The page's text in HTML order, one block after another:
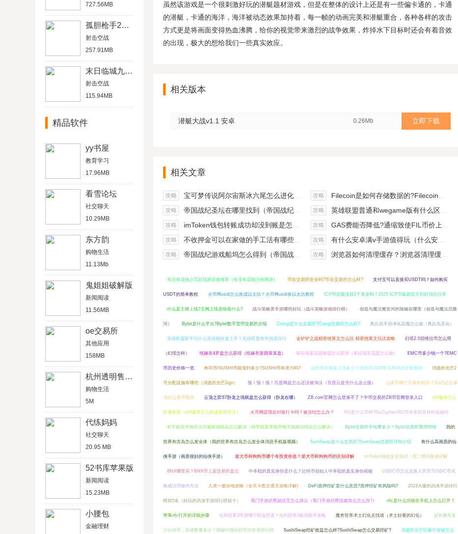
727.56MB
孤胆枪手2中文版
射击空战
257.91MB
末日临城九游破解版
射击空战
115.94MB
精品软件
yy书屋
教育学习
17.96MB
看雪论坛
社交聊天
10.29MB
东方韵
购物生活
11.13Mb
鬼姐姐破解版
新闻阅读
11.56MB
oe交易所
其他应用
158MB
杭州透明售房网一房一价
购物生活
5M
代练妈妈
社交聊天
20.95 MB
52书库苹果版
新闻阅读
15.23MB
小腰包
金融理财
虽然该游戏是一个很刺激好玩的潜艇题材游戏，但是在整体的设计上还是有一些偏卡通的，卡通
的潜艇，卡通的海洋，海洋被动态效果加持着，每一帧的动画完美和潜艇重合，各种各样的攻击
方式更是将画面变得热血沸腾，给你的视觉带来激烈的战争效果，炸掉水下目标时还会有着音效
的出现，极大的想给我们一些真实效应。
相关版本
潜艇大战v1.1 安卓 0.26Mb 立即下载
相关文章
攻略 宝可梦传说阿尔宙斯冰六尾怎么进化（宝可梦冰六尾怎么得） 攻略 Filecoin是如何存储数据的?Filecoin的价值体现和未来前景分析
攻略 帝国战纪圣坛在哪里找到（帝国战纪游戏攻略） 攻略 英雄联盟普通和wegame版有什么区别（英雄联盟wegame版和英雄联盟）
攻略 imToken钱包转账成功却没到账是怎么回事? 攻略 GAS费能否降低?通缩致使FIL币价上涨,近看1000U
攻略 不收押金可以在家做的手工活有哪些？四个可以操作的小项目真是可靠 攻略 有什么安卓满v手游值得玩（什么安卓手游好玩）
攻略 帝国战纪游戏船坞怎么得到（帝国战纪战役攻略） 攻略 浏览器如何清理缓存？浏览器清理缓存快捷键
有没有花钱少又好玩的游戏推荐（有没有花钱少的网游） 币在交易所安全吗?币在交易所怎么样? 支付宝可以直接买USDT吗？如何购买
USDT的简单教程 火币网usdt怎么换成以太坊？火币网usdt换以太坊教程 ICP币还能涨回1千美金吗？2025 ICP币最新官方利好消息分享
什么是主网上线?主网上线意味着什么? 战斗策略类手游哪些好玩（战斗策略游戏排行榜） 创造与魔法雅安河的辣椒在哪里（创造与魔法贝雅
河） Bybit是什么平台?Bybit数字货币交易所介绍 Coingi是什么交易所?Coingi交易所怎么样? 奥比岛手游净化花魇怎么做（奥比岛灵化）
英雄联盟新手玩什么英雄能快速上手？英雄联盟角色强度排行 金铲铲之战精密德莱文怎么玩 精密德莱文玩法攻略 幻塔2.0旧维拉币怎么用
（幻塔怎样） 纸嫁衣4罗盘怎么获得（纸嫁衣第四章算盘） 泰拉瑞亚花园侏儒怎么获得（泰拉瑞亚花园怎么做） EMC币多少钱一个?EMC
币历史价格一览 寿司币/SUSHI币能涨到多少?SUSHI币有潜力吗? 达世币未来能上涨多少？达世币2025年官网消息价格预测 消逝的光芒2
可分配设施有哪些（消逝的光芒2ign） 慢！慢！慢！百度网盘怎么还没被淘汰（百度云盘凭什么这么慢） 山寨币哪个币最有前景？2025必定暴
涨的山寨币预测 云顶之弈S7卧龙之境棋盘怎么获得（卧龙在哪） ZB.com官网怎么登录不了？中币交易所ZB币官网登录入口 dnf徽章怎么
快速获得（dnf徽章怎么快速获得方法） 火币网提现会封银行卡吗？被冻结怎么办？ NU是什么币种?NuCypher/NU币未来前景和价值如何
和平精英开镜开火不能移动镜头怎么解决（和平精英开镜开枪不能移动镜头怎么解决） Bybit交易所手续费多少？Bybit交易所费用明细 我的
世界布吉岛怎么发全体（我的世界布吉岛怎么发全体消息手机版视频） SumSwap是什么交易所?SumSwap交易所详细介绍 有什么高画质的仙
侠手游（画质很好的仙侠手游） 柴犬币和狗狗币哪个有投资价值？柴犬币和狗狗币的区别详解 imToken钱包安全知识：假二维码案例详解
BNX哪里买？BNX币上架交易所盘点 中本聪的真实身份是什么？比特币创始人中本聪的真实身份揭秘 USDC币怎么兑换人民币?USDC币兑
换成法币操作方法 人类一败涂地攻略（全关卡图文通关攻略详解) DeFi质押挖矿是什么意思?质押挖矿有风险吗? 2023火爆的武侠手游排行
榜前5名（好玩的武侠手游排行榜前十） 蜀门手游武尊副法宝怎么加点（蜀门手游武尊技能加点怎么加?） nfc是什么功能在手机上怎么打开？
苹果nfc打开的详细步骤 仙剑世界3手游哪个职业厉害？仙剑世界3最强新手攻略 魔兽世界术士幻化去找谁（术士好看的幻化） 赵长鹏有多
少比特币，具体数量多少？揭秘中国比特币持有者排行榜 SushiSwap挖矿收益怎么样?SushiSwap怎么交易挖矿? 消逝的光芒扔爆竹按键怎么